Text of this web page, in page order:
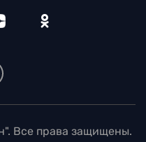
Все права защищены.